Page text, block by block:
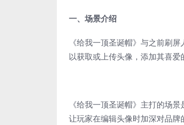
一、场景介绍
《给我一顶圣诞帽》与之前刷
以获取或上传头像，添加其喜爱
《给我一顶圣诞帽》主打的场
让玩家在编辑头像时加深对品